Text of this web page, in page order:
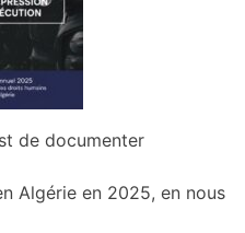
de documenter
Algérie en 2025, en nous